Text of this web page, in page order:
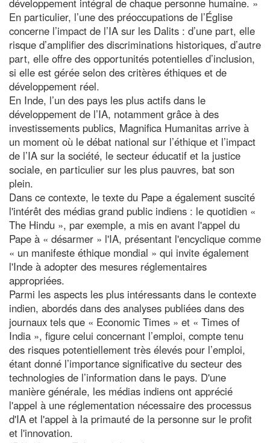
développement intégral de chaque personne humaine. »
En particulier, l’une des préoccupations de l’Église
concerne l’impact de l’IA sur les Dalits : d’une part, elle
risque d’amplifier des discriminations historiques, d’autre
part, elle offre des opportunités potentielles d’inclusion,
si elle est gérée selon des critères éthiques et de
développement réel.
En Inde, l’un des pays les plus actifs dans le
développement de l’IA, notamment grâce à des
investissements publics, Magnifica Humanitas arrive à
un moment où le débat national sur l’éthique et l’impact
de l’IA sur la société, le secteur éducatif et la justice
sociale, en particulier sur les plus pauvres, bat son
plein.
Dans ce contexte, le texte du Pape a également suscité
l'intérêt des médias grand public indiens : le quotidien «
The Hindu », par exemple, a mis en avant l'appel du
Pape à « désarmer » l'IA, présentant l'encyclique comme
« un manifeste éthique mondial » qui invite également
l'Inde à adopter des mesures réglementaires
appropriées.
Parmi les aspects les plus intéressants dans le contexte
indien, abordés dans des analyses publiées dans des
journaux tels que « Economic Times » et « Times of
India », figure celui concernant l’emploi, compte tenu
des risques potentiellement très élevés pour l’emploi,
étant donné l’importance significative du secteur des
technologies de l’information dans le pays. D'une
manière générale, les médias indiens ont apprécié
l'appel à une réglementation nécessaire des processus
d'IA et l'appel à la primauté de la personne sur le profit
et l'innovation.